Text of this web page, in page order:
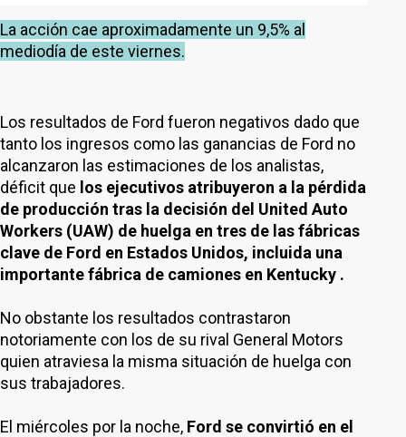
La acción cae aproximadamente un 9,5% al
mediodía de este viernes.
Los resultados de Ford fueron negativos dado que
tanto los ingresos como las ganancias de Ford no
alcanzaron las estimaciones de los analistas,
déficit que los ejecutivos atribuyeron a la pérdida
de producción tras la decisión del United Auto
Workers (UAW) de huelga en tres de las fábricas
clave de Ford en Estados Unidos, incluida una
importante fábrica de camiones en Kentucky .
No obstante los resultados contrastaron
notoriamente con los de su rival General Motors
quien atraviesa la misma situación de huelga con
sus trabajadores.
El miércoles por la noche, Ford se convirtió en el